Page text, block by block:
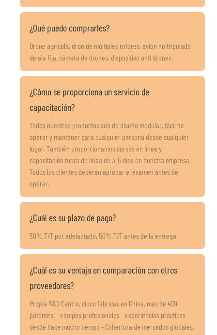
¿Qué puedo comprarles?
Drone agrícola, dron de múltiples rotores, avión no tripulado
de ala fija, cámara de drones, dispositivo anti drones.
¿Cómo se proporciona un servicio de
capacitación?
Todos nuestros productos son de diseño modular, fácil de
operar y mantener para cualquier persona desde cualquier
lugar. También proporcionamos cursos en línea y
capacitación fuera de línea de 3-5 días en nuestra empresa.
Todos los clientes deberán aprobar el examen antes de
operar.
¿Cuál es su plazo de pago?
50% T/T por adelantado, 50% T/T antes de la entrega
¿Cuál es su ventaja en comparación con otros
proveedores?
Propia R&D Centro, cinco fábricas en China, más de 400
patentes. - Equipos profesionales - Experiencias prácticas
desde hace mucho tiempo - Cobertura de mercados globales.